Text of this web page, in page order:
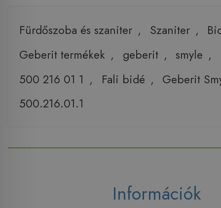
Fürdőszoba és szaniter , Szaniter ,
Geberit termékek , geberit , smyle ,
500 216 01 1 , Fali bidé , Geberit
500.216.01.1
Információk